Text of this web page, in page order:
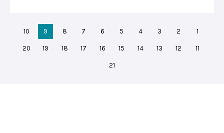
1
2
3
4
5
6
7
8
9
10
11
12
13
14
15
16
17
18
19
20
21